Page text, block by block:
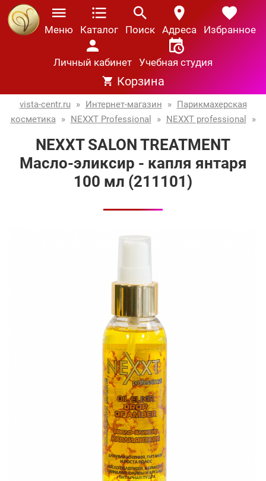
Меню Каталог Поиск Адреса Избранное
Личный кабинет Учебная студия
Корзина
vista-centr.ru » Интернет-магазин » Парикмахерская
косметика » NEXXT Professional » NEXXT professional »
NEXXT SALON TREATMENT
Масло-эликсир - капля янтаря
100 мл (211101)